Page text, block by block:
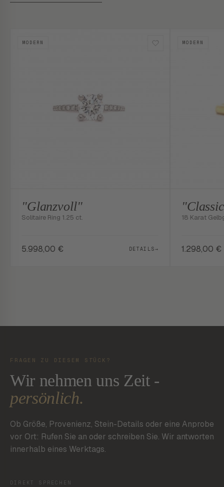
MODERN
"Glanzvoll"
Solitaire Ring 1.25 ct.
5.998,00 € DETAILS→
MODERN
18 Karat
1.298,00 €
FRAGEN ZU DIESEM STÜCK?
Wir nehmen uns Zeit -
persönlich.
Ob Größe, Provenienz, Stein-Details oder eine Anprobe
vor Ort: Rufen Sie an oder schreiben Sie. Wir antworten
innerhalb eines Werktags.
DIREKT SPRECHEN